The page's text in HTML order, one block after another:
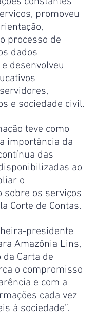
promoveu
processo de
dados
desenvolveu
e sociedade civil.
teve como
importância da
das
ao
o
sobre os serviços
Corte de Contas.
presidente
Amazônia Lins,
da Carta de
o compromisso
e com a
cada vez
à sociedade”.